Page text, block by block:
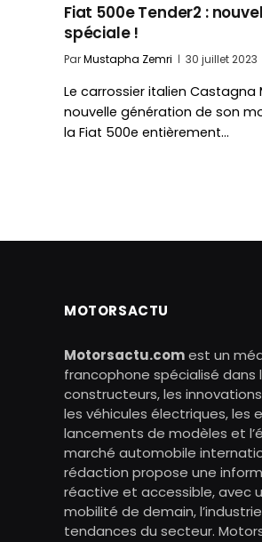
Fiat 500e Tender2 :
spéciale !
ParMustapha Zemri 30 juillet 2023
Le carrossier italien Castagna
nouvelle génération de son
la Fiat 500e entièrement…
MOTORSACTU
Motorsactu.comest un
francophone spécialisé dans
constructeurs, les
les véhicules électriques, les
lancements de modèles et
marché automobile
rédaction propose une
réactive et accessible, avec
mobilité de demain,
tendances du secteur.